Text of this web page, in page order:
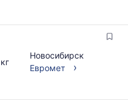
Новосибирск
Евромет
›